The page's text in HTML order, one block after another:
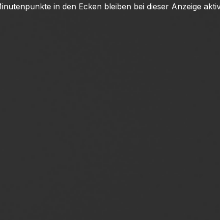
in den Ecken bleiben bei dieser Anzeige